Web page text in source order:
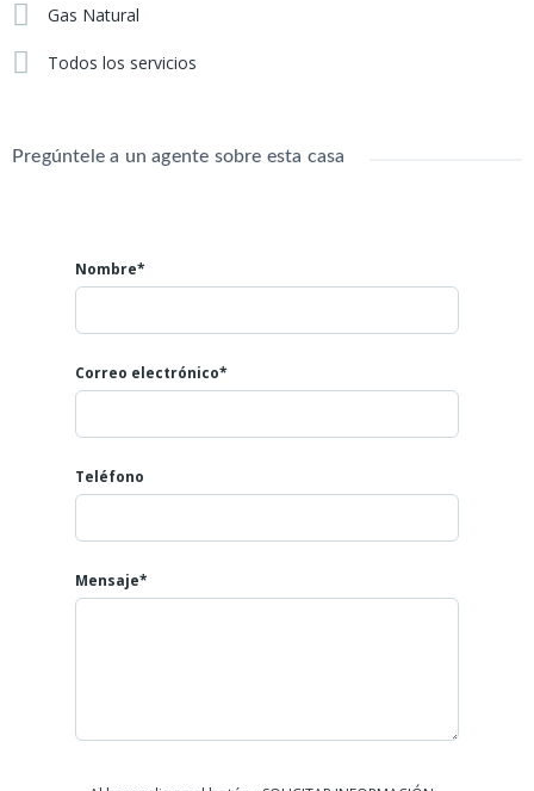
Gas Natural
Todos los servicios
Pregúntele a un agente sobre esta casa
Nombre*
Correo electrónico*
Teléfono
Mensaje*